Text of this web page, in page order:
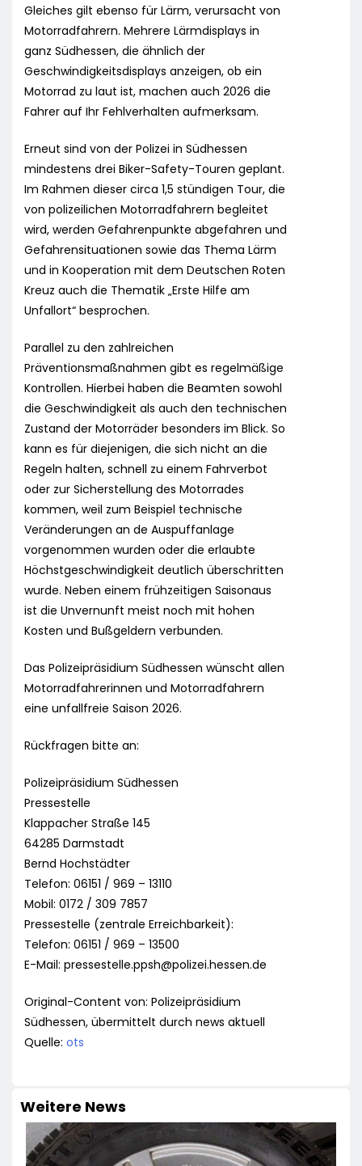
Gleiches gilt ebenso für Lärm, verursacht von
Motorradfahrern. Mehrere Lärmdisplays in
ganz Südhessen, die ähnlich der
Geschwindigkeitsdisplays anzeigen, ob ein
Motorrad zu laut ist, machen auch 2026 die
Fahrer auf Ihr Fehlverhalten aufmerksam.
Erneut sind von der Polizei in Südhessen
mindestens drei Biker-Safety-Touren geplant.
Im Rahmen dieser circa 1,5 stündigen Tour, die
von polizeilichen Motorradfahrern begleitet
wird, werden Gefahrenpunkte abgefahren und
Gefahrensituationen sowie das Thema Lärm
und in Kooperation mit dem Deutschen Roten
Kreuz auch die Thematik „Erste Hilfe am
Unfallort“ besprochen.
Parallel zu den zahlreichen
Präventionsmaßnahmen gibt es regelmäßige
Kontrollen. Hierbei haben die Beamten sowohl
die Geschwindigkeit als auch den technischen
Zustand der Motorräder besonders im Blick. So
kann es für diejenigen, die sich nicht an die
Regeln halten, schnell zu einem Fahrverbot
oder zur Sicherstellung des Motorrades
kommen, weil zum Beispiel technische
Veränderungen an de Auspuffanlage
vorgenommen wurden oder die erlaubte
Höchstgeschwindigkeit deutlich überschritten
wurde. Neben einem frühzeitigen Saisonaus
ist die Unvernunft meist noch mit hohen
Kosten und Bußgeldern verbunden.
Das Polizeipräsidium Südhessen wünscht allen
Motorradfahrerinnen und Motorradfahrern
eine unfallfreie Saison 2026.
Rückfragen bitte an:
Polizeipräsidium Südhessen
Pressestelle
Klappacher Straße 145
64285 Darmstadt
Bernd Hochstädter
Telefon: 06151 / 969 – 13110
Mobil: 0172 / 309 7857
Pressestelle (zentrale Erreichbarkeit):
Telefon: 06151 / 969 – 13500
E-Mail: pressestelle.ppsh@polizei.hessen.de
Original-Content von: Polizeipräsidium
Südhessen, übermittelt durch news aktuell
Quelle: ots
Weitere News